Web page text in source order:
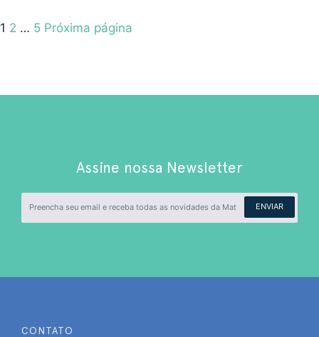
Paginação
Pagina
1 Pagina
2 … Pagina
5 Próxima página
Assine nossa Newsletter
ENVIAR
CONTATO